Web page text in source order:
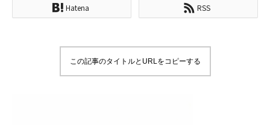
Hatena RSS
この記事のタイトルとURLをコピーする